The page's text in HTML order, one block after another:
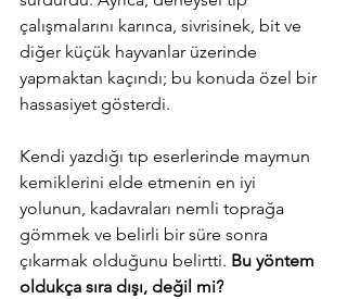
çalışmalarını karınca, sivrisinek, bit ve
diğer küçük hayvanlar üzerinde
yapmaktan kaçındı; bu konuda özel bir
hassasiyet gösterdi.
Kendi yazdığı tıp eserlerinde maymun
kemiklerini elde etmenin en iyi
yolunun, kadavraları nemli toprağa
gömmek ve belirli bir süre sonra
çıkarmak olduğunu belirtti. Bu yöntem
oldukça sıra dışı, değil mi?